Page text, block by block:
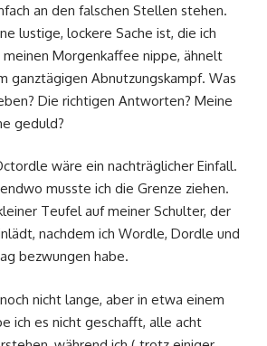
an den falschen Stellen stehen.
lustige, lockere Sache ist, die ich
meinen Morgenkaffee nippe, ähnelt
ganztägigen Abnutzungskampf. Was
Die richtigen Antworten? Meine
geduld?
wäre ein nachträglicher Einfall.
musste ich die Grenze ziehen.
Teufel auf meiner Schulter, der
nachdem ich Wordle, Dordle und
bezwungen habe.
nicht lange, aber in etwa einem
ich es nicht geschafft, alle acht